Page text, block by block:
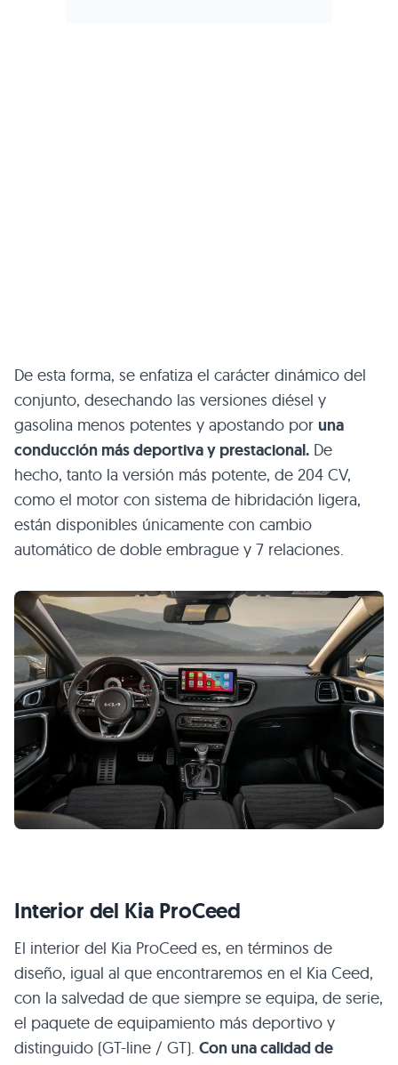
De esta forma, se enfatiza el carácter dinámico del
conjunto, desechando las versiones diésel y
gasolina menos potentes y apostando por una
conducción más deportiva y prestacional. De
hecho, tanto la versión más potente, de 204 CV,
como el motor con sistema de hibridación ligera,
están disponibles únicamente con cambio
automático de doble embrague y 7 relaciones.
Interior del Kia ProCeed
El interior del Kia ProCeed es, en términos de
diseño, igual al que encontraremos en el Kia Ceed,
con la salvedad de que siempre se equipa, de serie,
el paquete de equipamiento más deportivo y
distinguido (GT-line / GT). Con una calidad de